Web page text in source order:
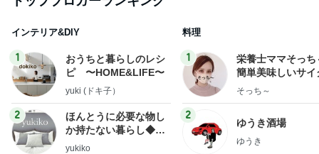
インテリア&DIY
1
おうちと暮らしのレシ
ピ 〜HOME&LIFE〜
yuki (ドキ子）
2
ほんとうに必要な物し
か持たない暮らし◆Ke
ep Life Simple◆〜イ
yukiko
料理
1
栄養士ママそっち
簡単美味しいサイ
献立
そっち～
2
ゆうき酒場
ゆうき